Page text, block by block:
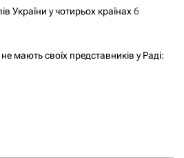
України у чотирьох країнах 6
мають своїх представників у Раді: